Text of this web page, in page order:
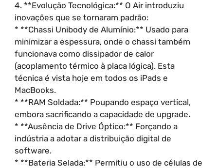
4. **Evolução Tecnológica:** O Air introduziu
inovações que se tornaram padrão:
* **Chassi Unibody de Alumínio:** Usado para
minimizar a espessura, onde o chassi também
funcionava como dissipador de calor
(acoplamento térmico à placa lógica). Esta
técnica é vista hoje em todos os iPads e
MacBooks.
* **RAM Soldada:** Poupando espaço vertical,
embora sacrificando a capacidade de upgrade.
* **Ausência de Drive Óptico:** Forçando a
indústria a adotar a distribuição digital de
software.
* **Bateria Selada:** Permitiu o uso de células de